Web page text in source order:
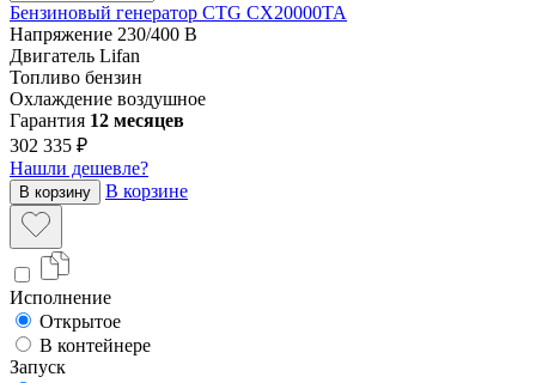
Бензиновый генератор CTG CX20000TA
Напряжение 230/400 В
Двигатель Lifan
Топливо бензин
Охлаждение воздушное
Гарантия 12 месяцев
302 335 ₽
Нашли дешевле?
В корзину В корзине
Исполнение
Открытое
В контейнере
Запуск